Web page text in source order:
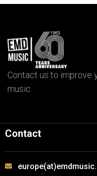
Contact us to improve
music
Contact